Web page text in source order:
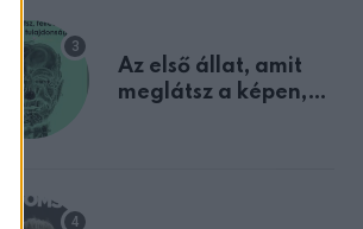
Az első állat, amit
meglátsz a képen,